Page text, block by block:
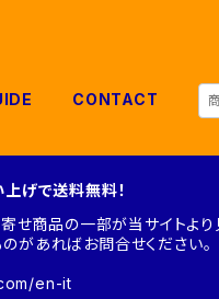
CONTACT
げで送料無料！
商品の一部が当サイトより
があればお問合せください。
en-it